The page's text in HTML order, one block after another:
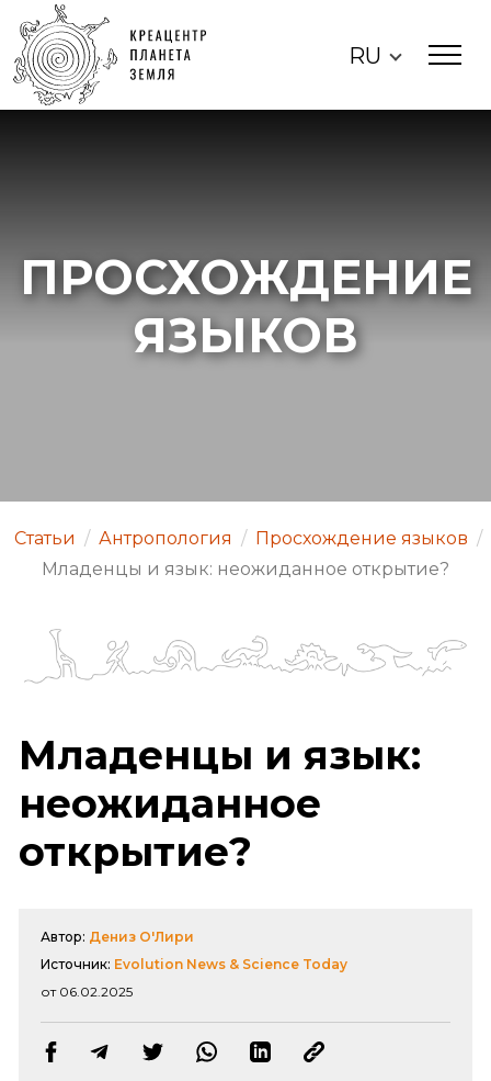
RU
ПРОСХОЖДЕНИЕ
ЯЗЫКОВ
Статьи / Антропология / Просхождение языков /
Младенцы и язык: неожиданное открытие?
Младенцы и язык:
неожиданное
открытие?
Автор: Дениз О'Лири
Источник: Evolution News & Science Today
от 06.02.2025